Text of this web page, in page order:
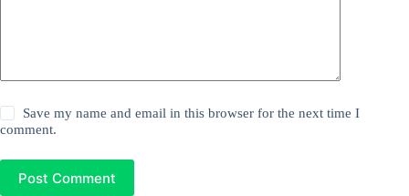
Save my name and email in this browser for the next time I
comment.
Post Comment